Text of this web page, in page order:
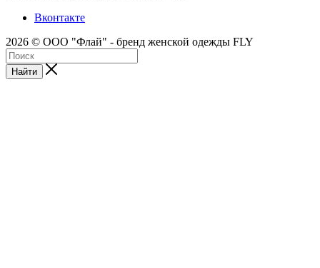
Вконтакте
2026 © ООО "Флай" - бренд женской одежды FLY
Найти